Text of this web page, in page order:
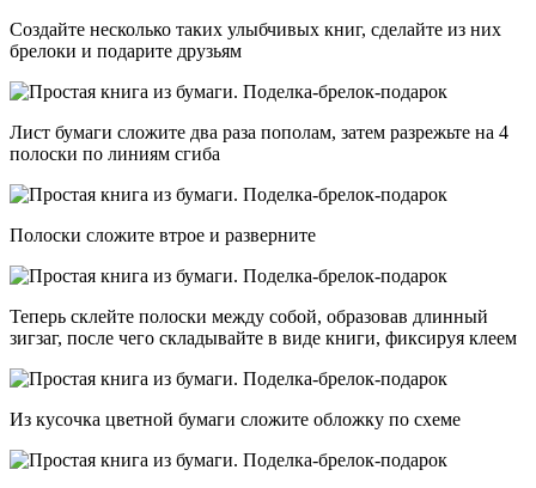
Создайте несколько таких улыбчивых книг, сделайте из них
брелоки и подарите друзьям
Лист бумаги сложите два раза пополам, затем разрежьте на 4
полоски по линиям сгиба
Полоски сложите втрое и разверните
Теперь склейте полоски между собой, образовав длинный
зигзаг, после чего складывайте в виде книги, фиксируя клеем
Из кусочка цветной бумаги сложите обложку по схеме